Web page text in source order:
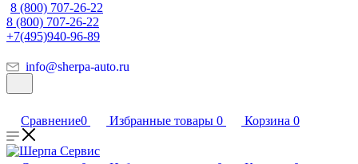
8 (800) 707-26-22
8 (800) 707-26-22
+7(495)940-96-89
info@sherpa-auto.ru
Сравнение0 Избранные товары 0 Корзина 0